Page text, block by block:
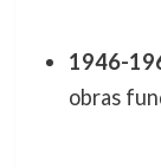
1946-
obras